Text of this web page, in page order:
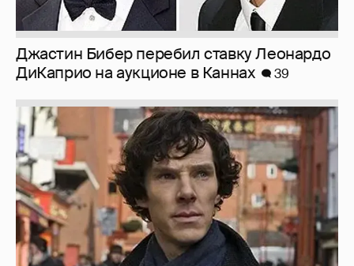
Джастин Бибер перебил ставку Леонардо
ДиКаприо на аукционе в Каннах
39